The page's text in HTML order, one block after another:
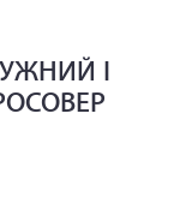
І